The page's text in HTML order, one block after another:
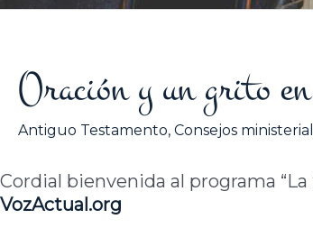
Oración y un grito
Antiguo Testamento, Consejos
Cordial bienvenida al programa
VozActual.org